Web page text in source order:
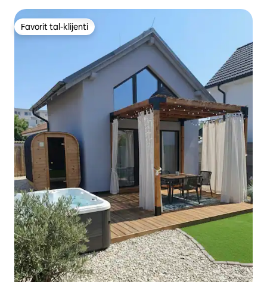
Favorit tal-klijenti
Favorit tal-klijenti